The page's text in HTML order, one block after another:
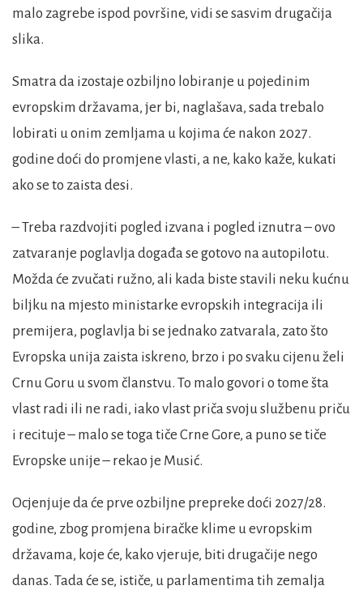
malo zagrebe ispod površine, vidi se sasvim drugačija
slika.
Smatra da izostaje ozbiljno lobiranje u pojedinim
evropskim državama, jer bi, naglašava, sada trebalo
lobirati u onim zemljama u kojima će nakon 2027.
godine doći do promjene vlasti, a ne, kako kaže, kukati
ako se to zaista desi.
– Treba razdvojiti pogled izvana i pogled iznutra – ovo
zatvaranje poglavlja događa se gotovo na autopilotu.
Možda će zvučati ružno, ali kada biste stavili neku kućnu
biljku na mjesto ministarke evropskih integracija ili
premijera, poglavlja bi se jednako zatvarala, zato što
Evropska unija zaista iskreno, brzo i po svaku cijenu želi
Crnu Goru u svom članstvu. To malo govori o tome šta
vlast radi ili ne radi, iako vlast priča svoju službenu priču
i recituje – malo se toga tiče Crne Gore, a puno se tiče
Evropske unije – rekao je Musić.
Ocjenjuje da će prve ozbiljne prepreke doći 2027/28.
godine, zbog promjena biračke klime u evropskim
državama, koje će, kako vjeruje, biti drugačije nego
danas. Tada će se, ističe, u parlamentima tih zemalja